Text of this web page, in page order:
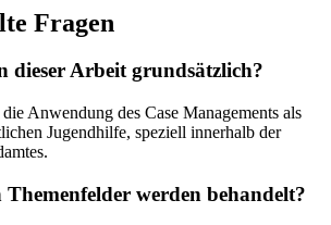
Fragen
dieser Arbeit grundsätzlich?
Anwendung des Case Managements als
Jugendhilfe, speziell innerhalb der
Themenfelder werden behandelt?